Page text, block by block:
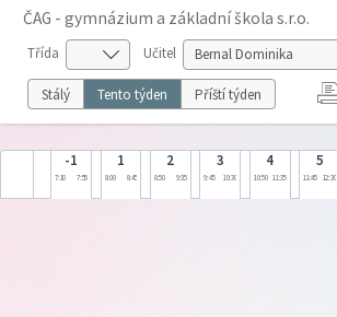
ČAG - gymnázium a základní škola s.r.o.
Třída Učitel
Stálý Tento týden Příští týden
-1
7:10 7:55
1
8:00 8:45
2
8:50 9:35
3
9:45 10:30
4
10:50 11:35
5
11:45 12:30